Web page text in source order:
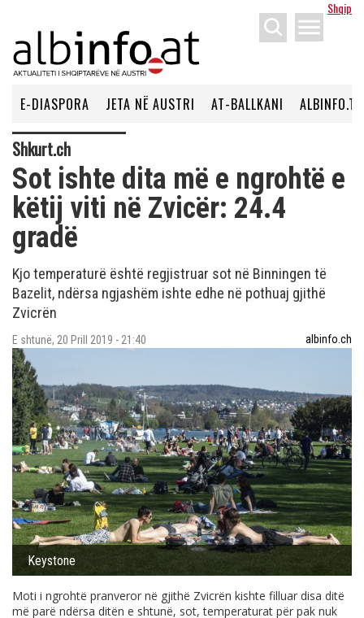
Shqip
menu
E-DIASPORA JETA NË AUSTRI AT-BALLKANI ALBINFO.TV
Shkurt.ch
Sot ishte dita më e ngrohtë e
këtij viti në Zvicër: 24.4
gradë
Kjo temperaturë është regjistruar sot në Binningen të
Bazelit, ndërsa ngjashëm ishte edhe në pothuaj gjithë
Zvicrën
E shtunë, 20 Prill 2019 - 21:40 albinfo.ch
Keystone
Moti i ngrohtë pranveror në gjithë Zvicrën kishte filluar disa ditë
më parë ndërsa ditën e shtunë, sot, temperaturat për pak nuk